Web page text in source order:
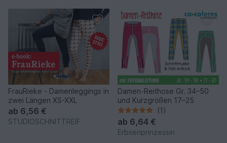
FrauRieke - Damenleggings in
zwei Längen XS-XXL
ab 6,56 €
STUDIOSCHNITTREIF
Damen-Reithose Gr. 34–50
und Kurzgrößen 17–25
(1)
ab 6,64 €
Erbsenprinzessin